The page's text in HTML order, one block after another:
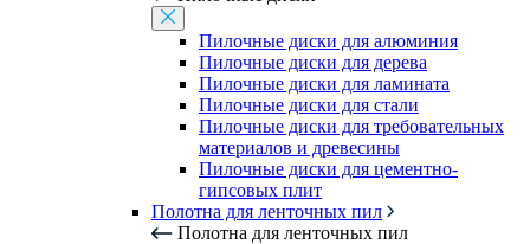
Пилочные диски для алюминия
Пилочные диски для дерева
Пилочные диски для ламината
Пилочные диски для стали
Пилочные диски для требовательных
материалов и древесины
Пилочные диски для цементно-
гипсовых плит
Полотна для ленточных пил
Полотна для ленточных пил